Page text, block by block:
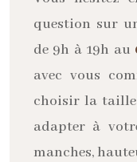
question sur
de 9h à 19h au
avec vous
choisir la taille
adapter à
manches,